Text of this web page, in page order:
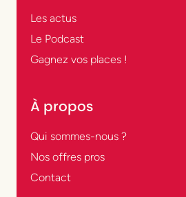
Les actus
Le Podcast
Gagnez vos places !
À propos
Qui sommes-nous ?
Nos offres pros
Contact